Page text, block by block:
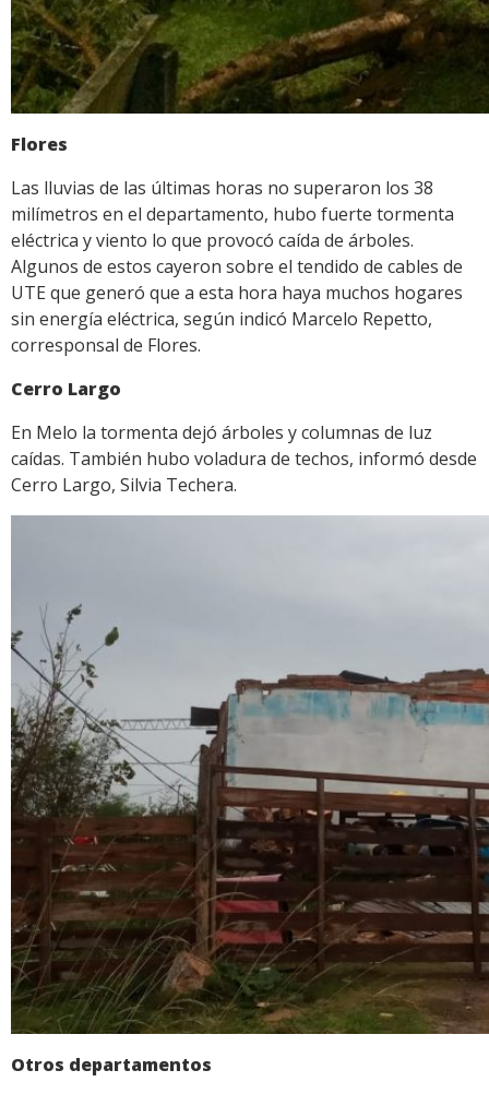
Flores
Las lluvias de las últimas horas no superaron los 38
milímetros en el departamento, hubo fuerte tormenta
eléctrica y viento lo que provocó caída de árboles.
Algunos de estos cayeron sobre el tendido de cables de
UTE que generó que a esta hora haya muchos hogares
sin energía eléctrica, según indicó Marcelo Repetto,
corresponsal de Flores.
Cerro Largo
En Melo la tormenta dejó árboles y columnas de luz
caídas. También hubo voladura de techos, informó desde
Cerro Largo, Silvia Techera.
Otros departamentos